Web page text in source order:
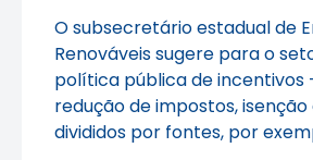
O subsecretário estadual de
Renováveis sugere para o
política pública de incentivos
redução de impostos, isenção
divididos por fontes, por